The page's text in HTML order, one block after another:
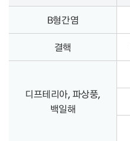
B형간염
결핵
디프테리아, 파상풍,
백일해